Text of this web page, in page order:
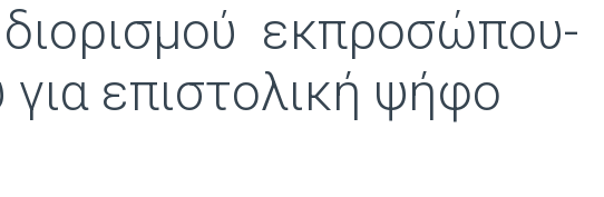
εκπροσώπου-
επιστολική ψήφο